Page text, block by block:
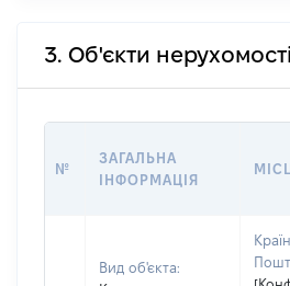
3. Об'єкти нерухомості
№
ЗАГАЛЬНА
ІНФОРМАЦІЯ
Вид об'єкта: